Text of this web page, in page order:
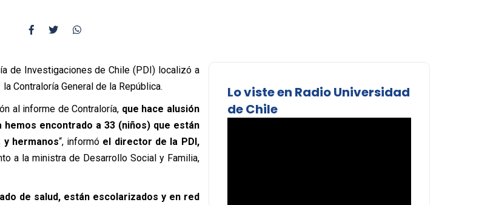
de Investigaciones de Chile (PDI) localizó a
Contraloría General de la República.
al informe de Contraloría, que hace alusión
encontrado a 33 (niños) que están
y hermanos“, informó el director de la PDI,
a la ministra de Desarrollo Social y Familia,
de salud, están escolarizados y en red
Lo viste en Radio Universidad
de Chile